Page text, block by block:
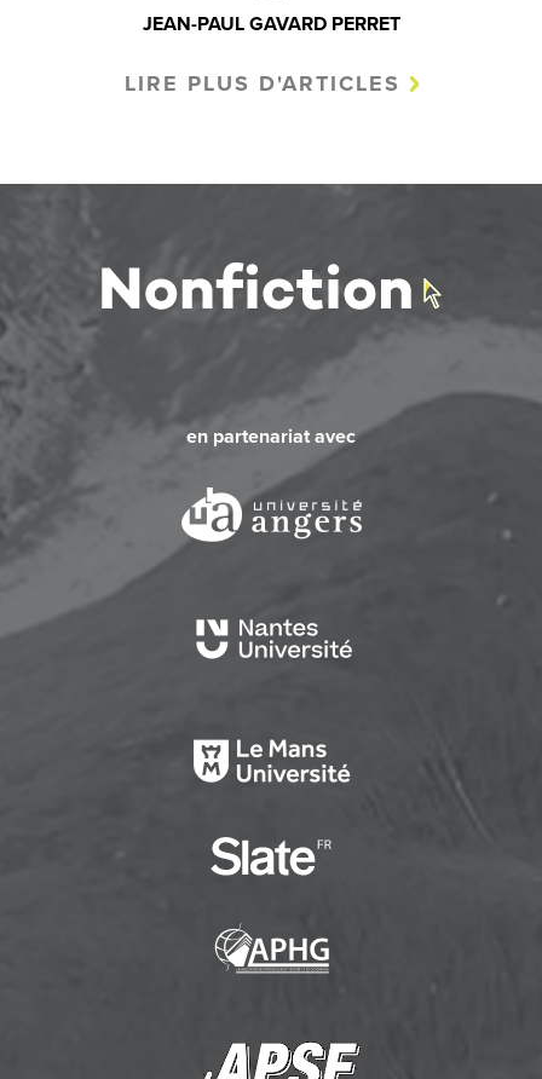
JEAN-PAUL GAVARD PERRET
LIRE PLUS D'ARTICLES
en partenariat avec